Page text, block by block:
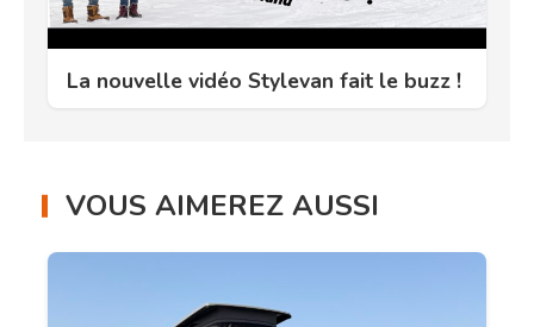
La nouvelle vidéo Stylevan fait le buzz !
VOUS AIMEREZ AUSSI